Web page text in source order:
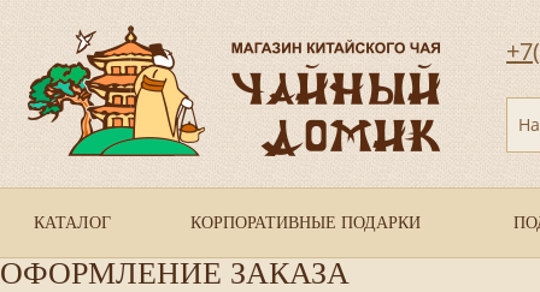
КАТАЛОГ КОРПОРАТИВНЫЕ ПОДАРКИ
ОФОРМЛЕНИЕ ЗАКАЗА